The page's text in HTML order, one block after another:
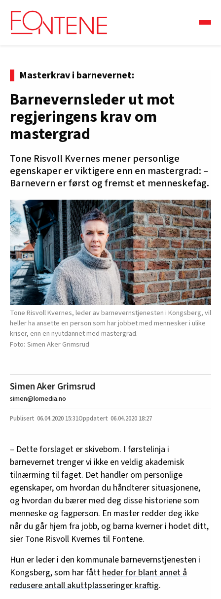
Masterkrav i barnevernet:
Barnevernsleder ut mot
regjeringens krav om
mastergrad
Tone Risvoll Kvernes mener personlige
egenskaper er viktigere enn en mastergrad: –
Barnevern er først og fremst et menneskefag.
Tone Risvoll Kvernes, leder av barnevernstjenesten i Kongsberg, vil
heller ha ansette en person som har jobbet med mennesker i ulike
kriser, enn en nyutdannet med mastergrad.
Simen Aker Grimsrud
Simen Aker Grimsrud
simen@lomedia.no
06.04.2020 15:31 06.04.2020 18:27
– Dette forslaget er skivebom. I førstelinja i
barnevernet trenger vi ikke en veldig akademisk
tilnærming til faget. Det handler om personlige
egenskaper, om hvordan du håndterer situasjonene,
og hvordan du bærer med deg disse historiene som
menneske og fagperson. En master redder deg ikke
når du går hjem fra jobb, og barna kverner i hodet ditt,
sier Tone Risvoll Kvernes til Fontene.
Hun er leder i den kommunale barnevernstjenesten i
Kongsberg, som har fåttheder for blant annet å
redusere antall akuttplasseringer kraftig.